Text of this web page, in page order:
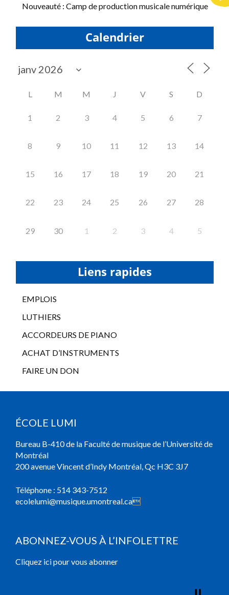
Nouveauté : Camp de production musicale numérique
Calendrier
L M M J V S D
1 2 3 4 5 6 7
8 9 10 11 12 13 14
15 16 17 18 19 20 21
22 23 24 25 26 27 28
29 30 1 2 3 4 5
Liens rapides
EMPLOIS
LUTHIERS
ACCORDEURS DE PIANO
ACHAT D’INSTRUMENTS
FAIRE UN DON
ÉCOLE LUMI
Bureau B-410 de la Faculté de musique de l’Université de
Montréal
200 avenue Vincent d’Indy Montréal, Qc H3C 3J7
Téléphone : 514 343-7512
ecolelumi@musique.umontreal.ca
ABONNEZ-VOUS À L’INFOLETTRE
Cliquez ici pour vous abonner